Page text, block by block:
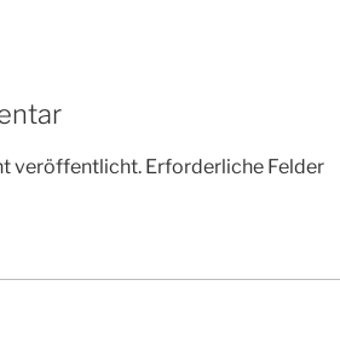
veröffentlicht. Erforderliche Felder